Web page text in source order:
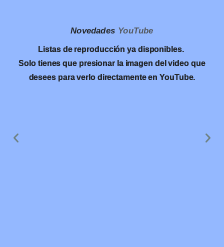
Novedades YouTube
Listas de reproducción ya disponibles.
Solo tienes que presionar la imagen del video que
desees para verlo directamente en YouTube.